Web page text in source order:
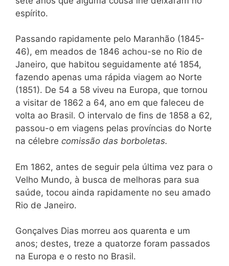
espírito.
Passando rapidamente pelo Maranhão (1845-
46), em meados de 1846 achou-se no Rio de
Janeiro, que habitou seguidamente até 1854,
fazendo apenas uma rápida viagem ao Norte
(1851). De 54 a 58 viveu na Europa, que tornou
a visitar de 1862 a 64, ano em que faleceu de
volta ao Brasil. O intervalo de fins de 1858 a 62,
passou-o em viagens pelas províncias do Norte
na célebre comissão das borboletas.
Em 1862, antes de seguir pela última vez para o
Velho Mundo, à busca de melhoras para sua
saúde, tocou ainda rapidamente no seu amado
Rio de Janeiro.
Gonçalves Dias morreu aos quarenta e um
anos; destes, treze a quatorze foram passados
na Europa e o resto no Brasil.